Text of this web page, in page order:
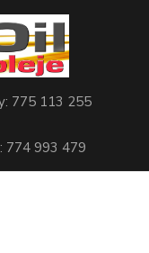
775 113 255
774 993 479